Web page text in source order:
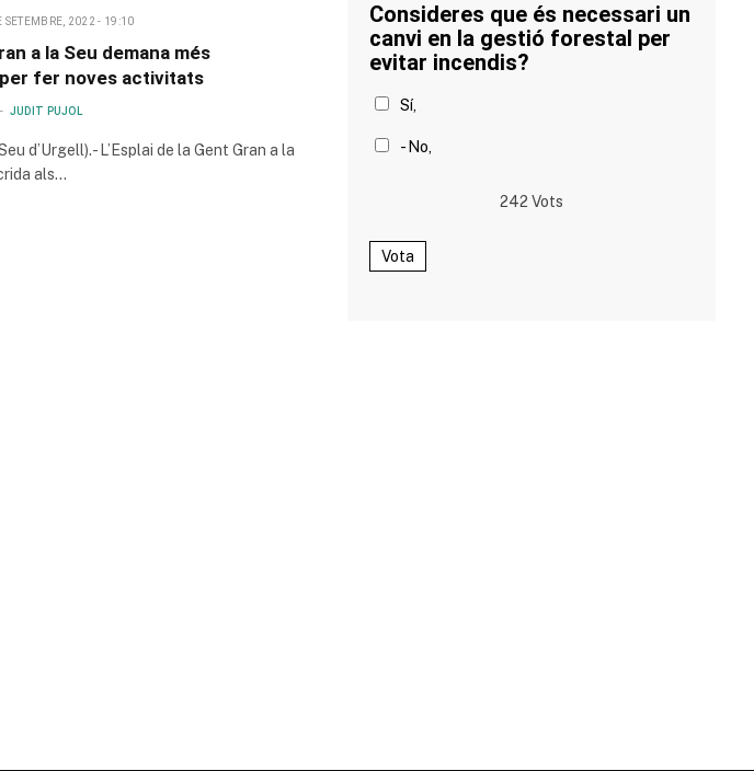
SETEMBRE, 2022 - 19:10
a la Seu demana més
fer noves activitats
JUDIT PUJOL
d’Urgell).- L’Esplai de la Gent Gran a la
als…
Consideres que és necessari un
canvi en la gestió forestal per
evitar incendis?
Sí,
- No,
242 Vots
Vota